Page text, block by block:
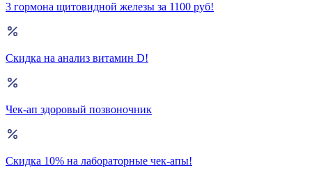
3 гормона щитовидной железы за 1100 руб!
Скидка на анализ витамин D!
Чек-ап здоровый позвоночник
Скидка 10% на лабораторные чек-апы!